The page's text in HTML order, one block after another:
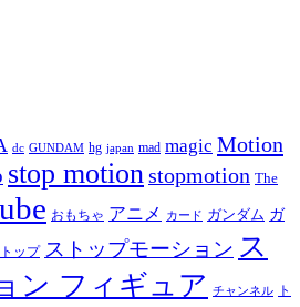
dc GUNDAM hg japan mad magic Motion
stop motionstopmotion The
おもちゃ アニメ カード ガンダム ガ
ップ ストップモーション ス
ン フィギュア チャンネル ト